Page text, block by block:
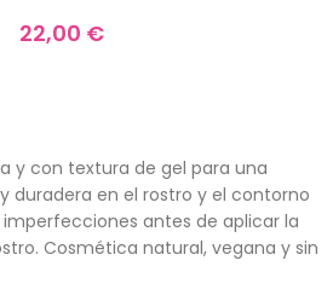
22,00 €
y con textura de gel para una
duradera en el rostro y el contorno
antes de aplicar la
Cosmética natural, vegana y sin